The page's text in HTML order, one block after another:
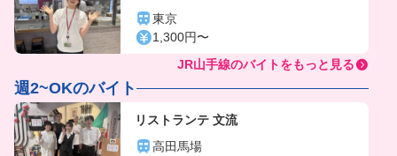
東京
1,300円〜
JR山手線のバイトをもっと見る
週2~OKのバイト
リストランテ 文流
高田馬場